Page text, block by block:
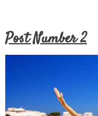
Post Number 2